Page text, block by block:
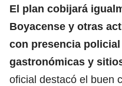
El plan cobijará
Boyacense y otras
con presencia
gastronómicas y
oficial destacó el buen